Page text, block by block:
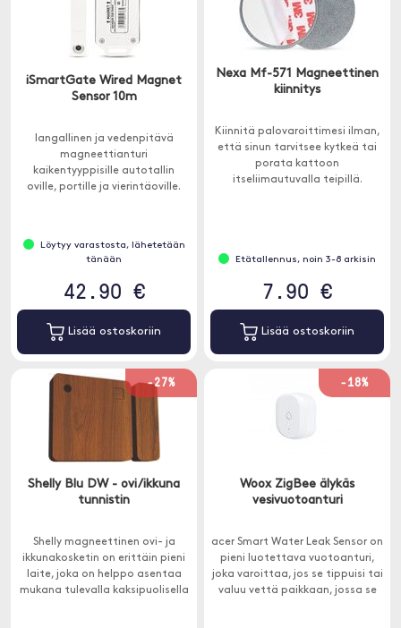
iSmartGate Wired Magnet
Sensor 10m
langallinen ja vedenpitävä
magneettianturi
kaikentyyppisille autotallin
oville, portille ja vierintäoville.
Löytyy varastosta, lähetetään
tänään
42.90 €
Lisää ostoskoriin
Nexa Mf-571 Magneettinen
kiinnitys
Kiinnitä palovaroittimesi ilman,
että sinun tarvitsee kytkeä tai
porata kattoon
itseliimautuvalla teipillä.
Etätallennus, noin 3-8 arkisin
7.90 €
Lisää ostoskoriin
-27%
Shelly Blu DW - ovi/ikkuna
tunnistin
Shelly magneettinen ovi- ja
ikkunakosketin on erittäin pieni
laite, joka on helppo asentaa
mukana tulevalla kaksipuolisella
-18%
Woox ZigBee älykäs
vesivuotoanturi
acer Smart Water Leak Sensor on
pieni luotettava vuotoanturi,
joka varoittaa, jos se tippuisi tai
valuu vettä paikkaan, jossa se